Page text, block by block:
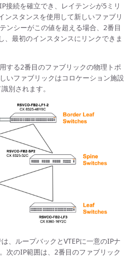
接続を確立でき、レイテンシが5ミリ
ンスタンスを使用して新しいファブリ
ンシーがこの値を超える場合、2番目
、最初のインスタンスにリンクできま
する2番目のファブリックの物理トポ
いファブリックはコロケーション施設
別されます。
、ループバックとVTEPに一意のIPナ
次のIP範囲は、2番目のファブリック